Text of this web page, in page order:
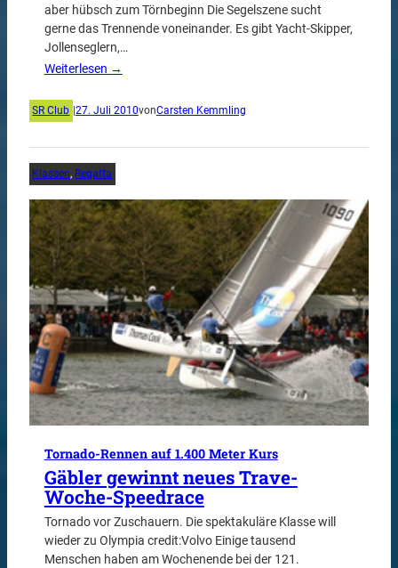
aber hübsch zum Törnbeginn Die Segelszene sucht
gerne das Trennende voneinander. Es gibt Yacht-Skipper,
Jollenseglern,…
Weiterlesen →
SR Club 27. Juli 2010vonCarsten Kemmling
Klassen, Regatta
Tornado-Rennen auf 1.400 Meter Kurs
Gäbler gewinnt neues Trave-
Woche-Speedrace
Tornado vor Zuschauern. Die spektakuläre Klasse will
wieder zu Olympia credit:Volvo Einige tausend
Menschen haben am Wochenende bei der 121.